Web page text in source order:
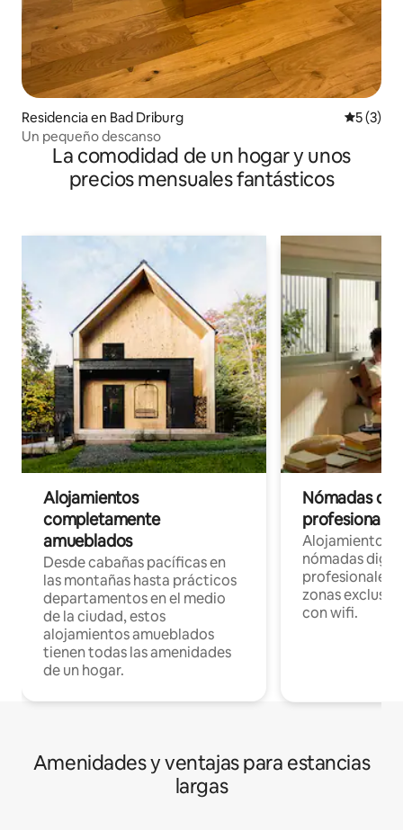
Residencia en Bad Driburg
5 (3)
Un pequeño descanso
La comodidad de un hogar y unos
precios mensuales fantásticos
Alojamientos
completamente
amueblados
Desde cabañas pacíficas en
las montañas hasta prácticos
departamentos en el medio
de la ciudad, estos
alojamientos amueblados
tienen todas las amenidades
de un hogar.
Nómadas
Alojamientos
nómadas
profesionales
zonas
con wifi.
Amenidades y ventajas para estancias
largas